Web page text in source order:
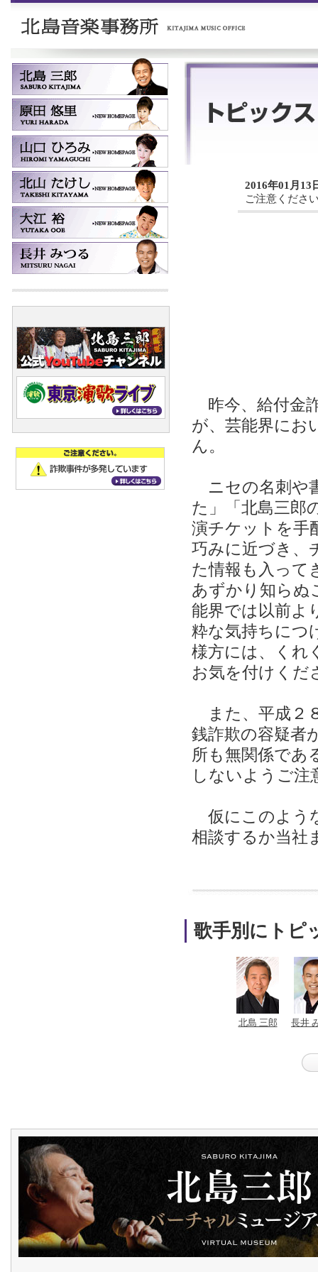
2016年01月13
ご注意くださ
昨今、給付金
が、芸能界にお
ん。
ニセの名刺や
た」「北島三郎
演チケットを手
巧みに近づき、
た情報も入って
あずかり知らぬ
能界では以前よ
粋な気持ちにつ
様方には、くれ
お気を付けくだ
また、平成２
銭詐欺の容疑者
所も無関係であ
しないようご注
仮にこのよう
相談するか当社
歌手別にトピ
北島 三郎 長井